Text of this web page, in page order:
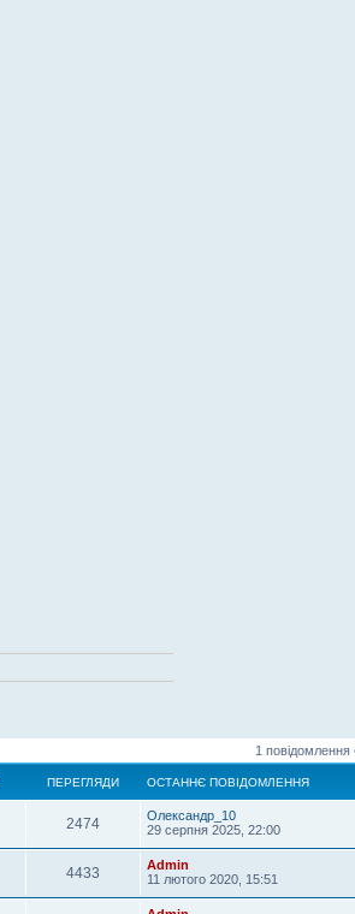
1 повідомлення
ПЕРЕГЛЯДИ ОСТАННЄ ПОВІДОМЛЕННЯ
2474
Олександр_10
29 серпня 2025, 22:00
4433
Admin
11 лютого 2020, 15:51